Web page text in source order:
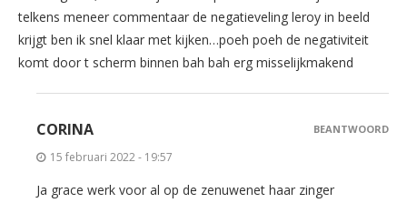
telkens meneer commentaar de negatieveling leroy in beeld
krijgt ben ik snel klaar met kijken…poeh poeh de negativiteit
komt door t scherm binnen bah bah erg misselijkmakend
CORINA
15 februari 2022 - 19:57
Ja grace werk voor al op de zenuwenet haar zinger
BEANTWOORD